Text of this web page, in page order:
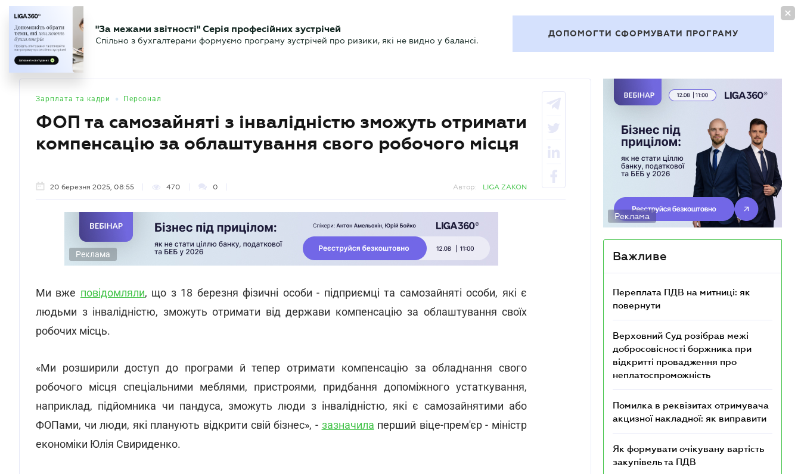
БУХГАЛТЕР Новини Аналітика Календар Актуально
"За межами звітності" Серія професійних зустрічей
Спільно з бухгалтерами формуємо програму зустрічей про ризики, які не видно у балансі.
ДОПОМОГТИ СФОРМУВАТИ ПРОГРАМУ
Зарплата та кадри • Персонал
ФОП та самозайняті з інвалідністю зможуть отримати
компенсацію за облаштування свого робочого місця
20 березня 2025, 08:55 470 0 Автор: LIGA ZAKON
Реклама
Ми вже повідомляли, що з 18 березня фізичні особи - підприємці та самозайняті особи, які є
людьми з інвалідністю, зможуть отримати від держави компенсацію за облаштування своїх
робочих місць.
«Ми розширили доступ до програми й тепер отримати компенсацію за обладнання свого
робочого місця спеціальними меблями, пристроями, придбання допоміжного устаткування,
наприклад, підйомника чи пандуса, зможуть люди з інвалідністю, які є самозайнятими або
ФОПами, чи люди, які планують відкрити свій бізнес», - зазначила перший віце-прем'єр - міністр
економіки Юлія Свириденко.
Реклама
Важливе
Переплата ПДВ на митниці: як
повернути
Верховний Суд розібрав межі
добросовісності боржника при
відкритті провадження про
неплатоспроможність
Помилка в реквізитах отримувача
акцизної накладної: як виправити
Як формувати очікувану вартість
закупівель та ПДВ